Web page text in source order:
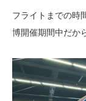
フライトまでの時
博開催期間中だか